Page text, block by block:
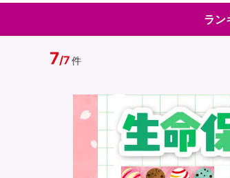
スマホ保険
イ
専
ラン
7/7件